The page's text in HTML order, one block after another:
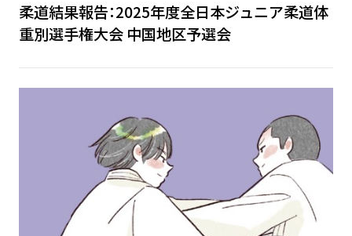
柔道結果報告：2025年度全日本ジュニア柔道体
重別選手権大会 中国地区予選会